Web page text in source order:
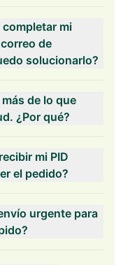
mi
de
solucionarlo?
de lo que
¿Por qué?
mi PID
el pedido?
urgente para